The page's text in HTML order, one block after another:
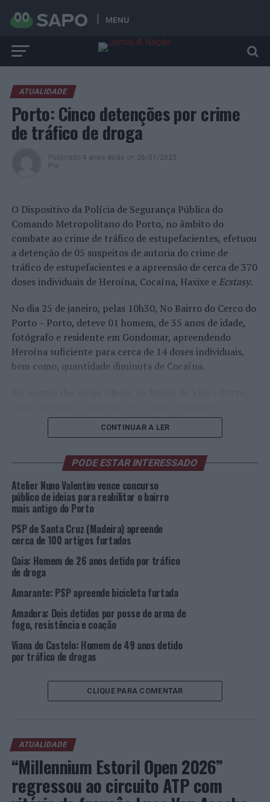
MENU
ATUALIDADE
Porto: Cinco detenções por crime
de tráfico de droga
Publicado 4 anos atrás on 26/01/2023
Por
O Dispositivo da Polícia de Segurança Pública do
Comando Metropolitano do Porto, no âmbito do
combate ao crime de tráfico de estupefacientes, efetuou
a detenção de 05 suspeitos de autoria do crime de
tráfico de estupefacientes e a apreensão de cerca de 370
doses individuais de Heroína, Cocaína, Haxixe e Ecstasy.
No dia 25 de janeiro, pelas 10h30, No Bairro do Cerco do
Porto – Porto, deteve 01 homem, de 35 anos de idade,
fotógrafo e residente em Gondomar, apreendendo
Heroína suficiente para cerca de 14 doses individuais,
bem como, quantidade diminuta de Cocaína.
mulher, de 25 anos de idade, desempregada e residentes
no Porto, tendo apreendido Haxixe eEcstasysuficientes
respetivamente; e a quantia de 95 € [ndr: foto de
destaque].
Pelas 19h45, na Rua Diogo Botelho – Porto, deteve 01
Viana do Castelo, apreendendo Haxixe suficiente para
cerca de 28 doses individuais. Na mesma rua, cerca de
cinco minutos depois, deteve 01 homem, de 45 anos de
idade, operário da construção civil e residente em Vila
Real, apreendendo Heroína, Cocaína e Haxixe
suficientes para cerca de 85, 29 e 08 doses individuais,
respetivamente [ndr: foto abaixo].
Os detidos vão ser presentes junto das Autoridades
TÓPICOS RELACIONADOS: CRIMINALIDADE
DESTAQUE
PORTO
PSP
PRÓXIMO
CONTINUAR A LER
PODE ESTAR INTERESSADO
Atelier Nuno Valentim vence concurso
público de ideias para reabilitar o bairro
mais antigo do Porto
PSP de Santa Cruz (Madeira) apreende
cerca de 100 artigos furtados
Gaia: Homem de 26 anos detido por tráfico
de droga
Amarante: PSP apreende bicicleta furtada
Amadora: Dois detidos por posse de arma de
fogo, resistência e coação
Viana do Castelo: Homem de 49 anos detido
por tráfico de drogas
CLIQUE PARA COMENTAR
ATUALIDADE
“Millennium Estoril Open 2026”
regressou ao circuito ATP com